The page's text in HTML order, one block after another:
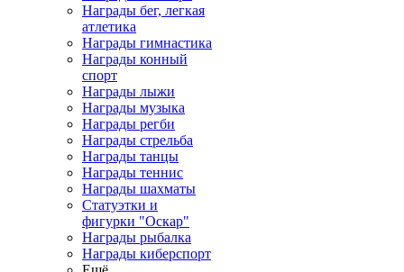
Награды бег, легкая
атлетика
Награды гимнастика
Награды конный
спорт
Награды лыжи
Награды музыка
Награды регби
Награды стрельба
Награды танцы
Награды теннис
Награды шахматы
Статуэтки и
фигурки "Оскар"
Награды рыбалка
Награды киберспорт